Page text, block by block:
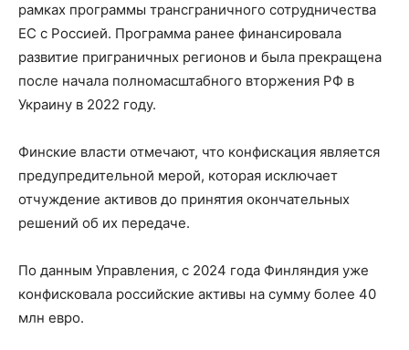
рамках программы трансграничного сотрудничества
ЕС с Россией. Программа ранее финансировала
развитие приграничных регионов и была прекращена
после начала полномасштабного вторжения РФ в
Украину в 2022 году.
Финские власти отмечают, что конфискация является
предупредительной мерой, которая исключает
отчуждение активов до принятия окончательных
решений об их передаче.
По данным Управления, с 2024 года Финляндия уже
конфисковала российские активы на сумму более 40
млн евро.